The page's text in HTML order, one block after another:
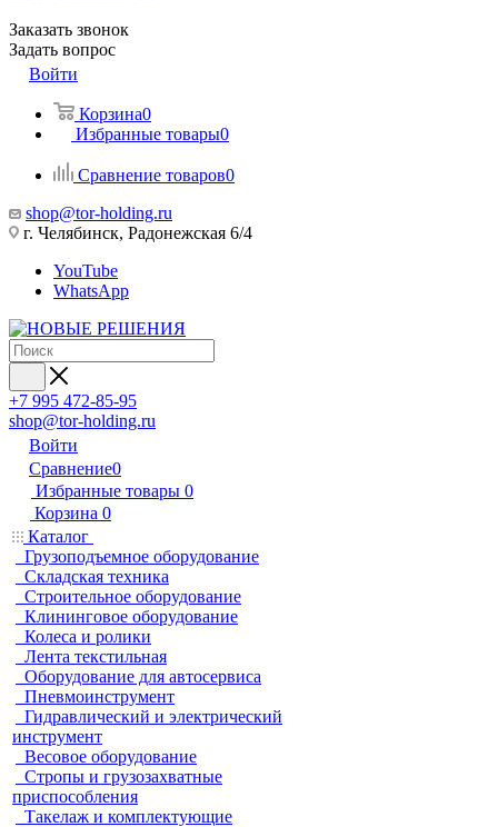
Заказать звонок
Задать вопрос
Войти
Корзина0
Избранные товары0
Сравнение товаров0
shop@tor-holding.ru
г. Челябинск, Радонежская 6/4
YouTube
WhatsApp
+7 995 472-85-95
shop@tor-holding.ru
Войти
Сравнение0
Избранные товары 0
Корзина 0
Каталог
Грузоподъемное оборудование
Складская техника
Строительное оборудование
Клининговое оборудование
Колеса и ролики
Лента текстильная
Оборудование для автосервиса
Пневмоинструмент
Гидравлический и электрический
инструмент
Весовое оборудование
Стропы и грузозахватные
приспособления
Такелаж и комплектующие